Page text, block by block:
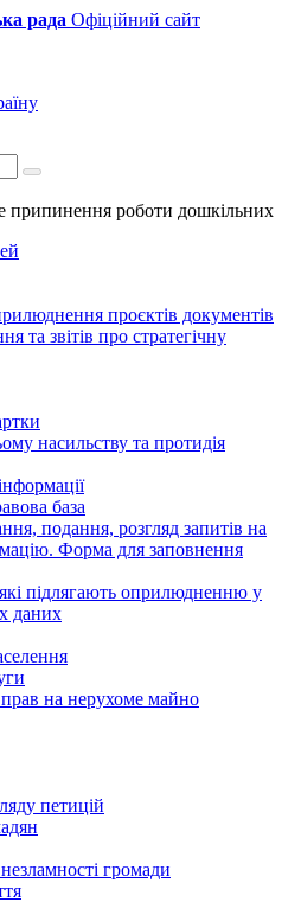
рада Офіційний сайт
припинення роботи дошкільних
проєктів документів
та звітів про стратегічну
насильству та протидія
база
подання, розгляд запитів на
Форма для заповнення
підлягають оприлюдненню у
даних
на нерухоме майно
петицій
громади